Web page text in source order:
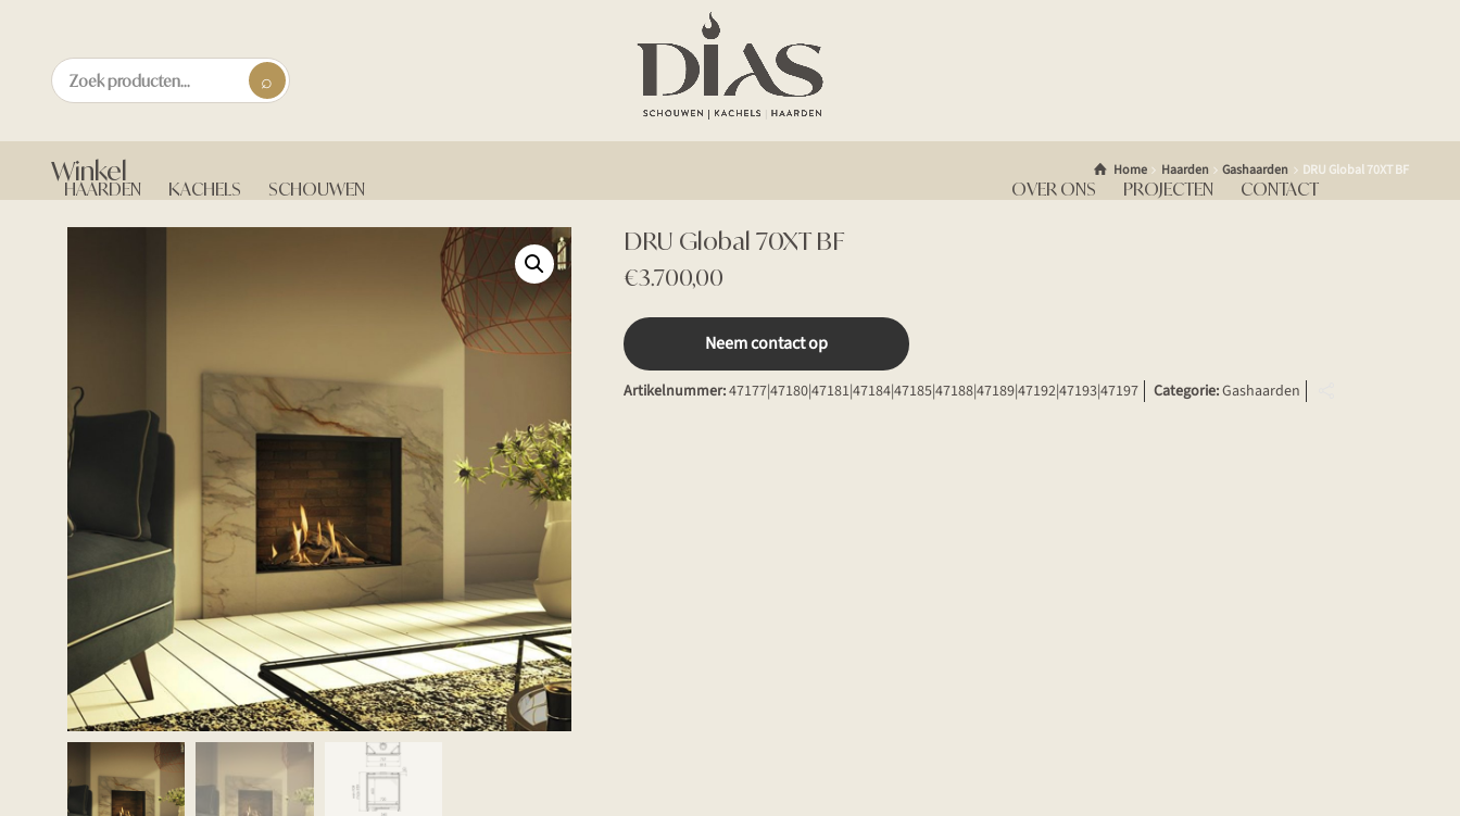
HAARDEN KACHELS SCHOUWEN OVER ONS PROJECTEN CONTACT
Winkel Home Haarden Gashaarden DRU Global 70XT BF
DRU Global 70XT BF
€3.700,00
Neem contact op
Artikelnummer:47177|47180|47181|47184|47185|47188|47189|47192|47193|47197 Categorie:Gashaarden